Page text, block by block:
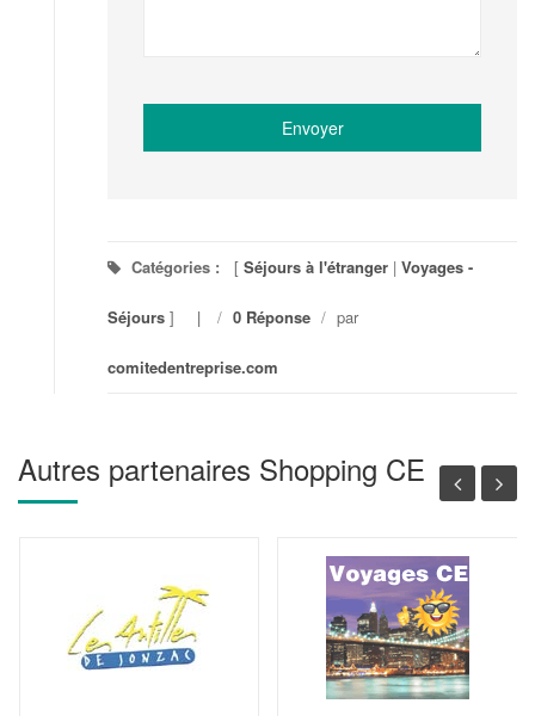
Catégories : [ Séjours à l'étranger | Voyages -
Séjours ] / 0 Réponse / par
comitedentreprise.com
Autres partenaires Shopping CE